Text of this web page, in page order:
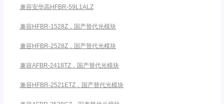
兼容安华高HFBR-59L1ALZ
兼容HFBR-1528Z，国产替代光模块
兼容HFBR-2528Z，国产替代光模块
兼容AFBR-2418TZ，国产替代光模块
兼容HFBR-2521ETZ，国产替代光模块